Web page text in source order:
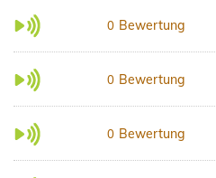
0 Bewertung
0 Bewertung
0 Bewertung